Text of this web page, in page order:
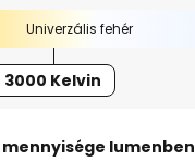
Univerzális fehér
3000 Kelvin
lumenben